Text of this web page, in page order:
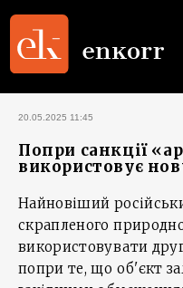
20.05.2025 11:45
Попри санкції
використовує
Найновіший
скрапленого
використовувати
попри те, що об'єкт